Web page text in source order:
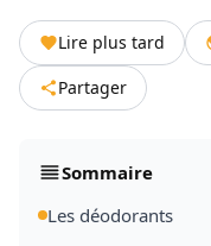
Lire plus tard
Partager
Sommaire
Les déodorants